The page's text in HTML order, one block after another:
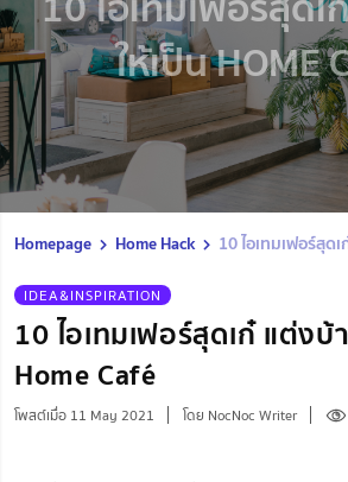
ให้เป็น HOME
Homepage Home Hack 10 ไอเทมเฟอร์สุด
IDEA&INSPIRATION
10 ไอเทมเฟอร์สุดเก๋ แต่งบ้
Home Café
โพสต์เมื่อ 11 May 2021 โดย NocNoc Writer